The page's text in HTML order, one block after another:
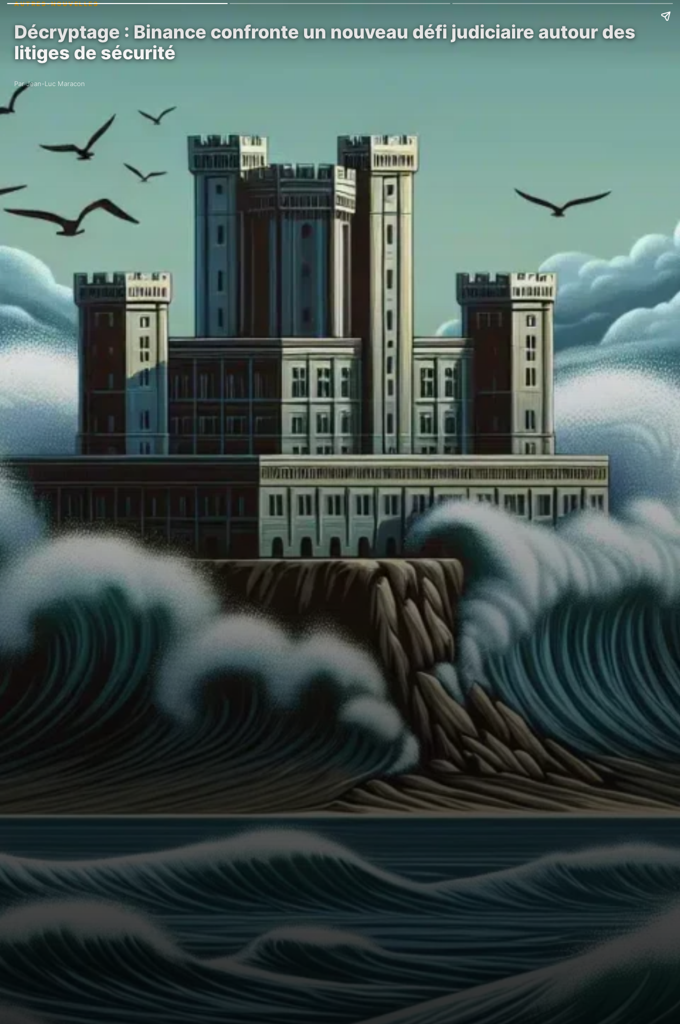
AUTRES-NOUVELLES
Décryptage : Binance confronte un nouveau défi judiciaire autour des
litiges de sécurité
Par Jean-Luc Maracon